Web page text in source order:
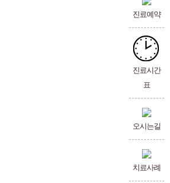
진료예약
진료시간
표
오시는길
치료사례